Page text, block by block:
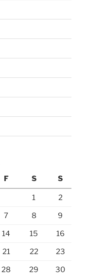
F S S
1 2
7 8 9
14 15 16
21 22 23
28 29 30